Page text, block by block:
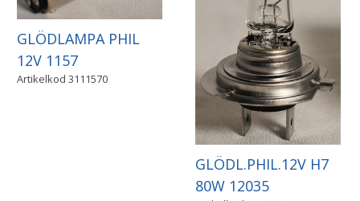
GLÖDLAMPA PHIL
12V 1157
Artikelkod 3111570
GLÖDL.PHIL.12V H7
80W 12035